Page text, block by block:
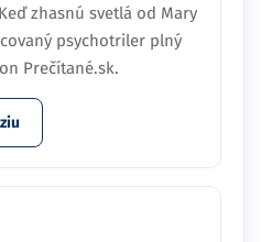
zhasnú svetlá od Mary
psychotriler plný
Prečítané.sk.